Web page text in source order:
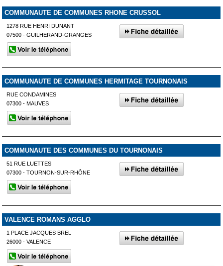
COMMUNAUTE DE COMMUNES RHONE CRUSSOL
1278 RUE HENRI DUNANT
07500 - GUILHERAND-GRANGES
COMMUNAUTE DE COMMUNES HERMITAGE TOURNONAIS
RUE CONDAMINES
07300 - MAUVES
COMMUNAUTE DES COMMUNES DU TOURNONAIS
51 RUE LUETTES
07300 - TOURNON-SUR-RHÔNE
VALENCE ROMANS AGGLO
1 PLACE JACQUES BREL
26000 - VALENCE